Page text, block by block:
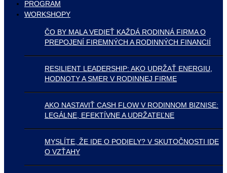
PROGRAM
WORKSHOPY
ČO BY MALA VEDIEŤ KAŽDÁ RODINNÁ FIRMA O
PREPOJENÍ FIREMNÝCH A RODINNÝCH FINANCIÍ
RESILIENT LEADERSHIP: AKO UDRŽAŤ ENERGIU,
HODNOTY A SMER V RODINNEJ FIRME
AKO NASTAVIŤ CASH FLOW V RODINNOM BIZNISE:
LEGÁLNE, EFEKTÍVNE A UDRŽATEĽNE
MYSLÍTE, ŽE IDE O PODIELY? V SKUTOČNOSTI IDE
O VZŤAHY